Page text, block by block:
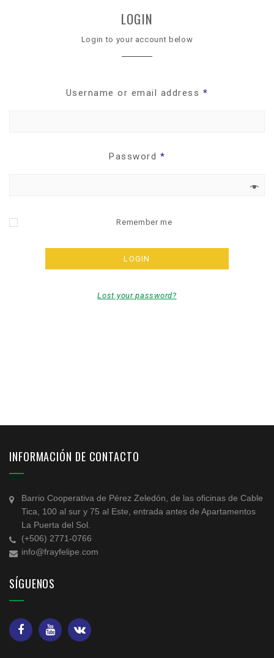
LOGIN
Login to your account below
Username or email address *
Password *
Remember me
Lost your password?
INFORMACIÓN DE CONTACTO
Barrio Cooperativa de Pérez Zeledón, de las oficinas de Cable
Tica, 100 al sur y 75 al Este, entrada antes de Apartamentos
La Puerta del Sol.
(+506) 2771-0766
info@frayfelipe.com
SÍGUENOS